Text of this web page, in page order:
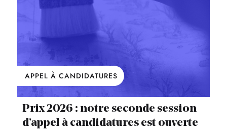
APPEL À CANDIDATURES
Prix 2026 : notre seconde session
d’appel à candidatures est ouverte